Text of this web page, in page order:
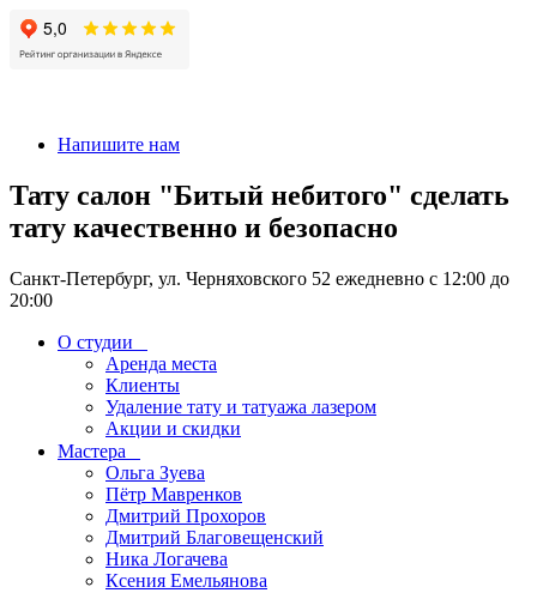
Напишите нам
Тату салон "Битый небитого" сделать
тату качественно и безопасно
Санкт-Петербург, ул. Черняховского 52 ежедневно с 12:00 до
20:00
О студии
Аренда места
Клиенты
Удаление тату и татуажа лазером
Акции и скидки
Мастера
Ольга Зуева
Пётр Мавренков
Дмитрий Прохоров
Дмитрий Благовещенский
Ника Логачева
Ксения Емельянова